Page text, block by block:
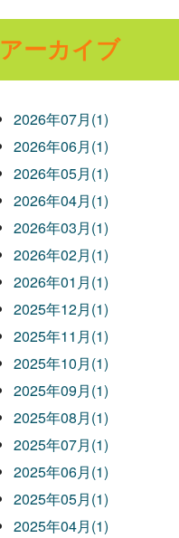
アーカイブ
2026年07月(1)
2026年06月(1)
2026年05月(1)
2026年04月(1)
2026年03月(1)
2026年02月(1)
2026年01月(1)
2025年12月(1)
2025年11月(1)
2025年10月(1)
2025年09月(1)
2025年08月(1)
2025年07月(1)
2025年06月(1)
2025年05月(1)
2025年04月(1)